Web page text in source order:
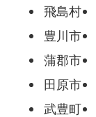
飛島村
豊川市
蒲郡市
田原市
武豊町